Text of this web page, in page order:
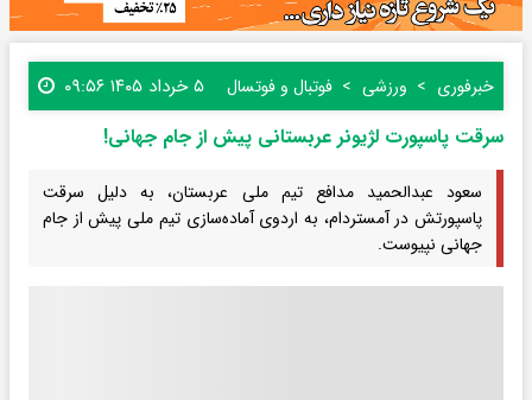
خبرفوری ورزشی فوتبال و فوتسال ۵ خرداد ۱۴۰۵ ۰۹:۵۶
سرقت پاسپورت لژیونر عربستانی پیش از جام جهانی!
سعود عبدالحمید مدافع تیم ملی عربستان، به دلیل سرقت
پاسپورتش در آمستردام، به اردوی آماده‌سازی تیم ملی پیش از جام
جهانی نپیوست.